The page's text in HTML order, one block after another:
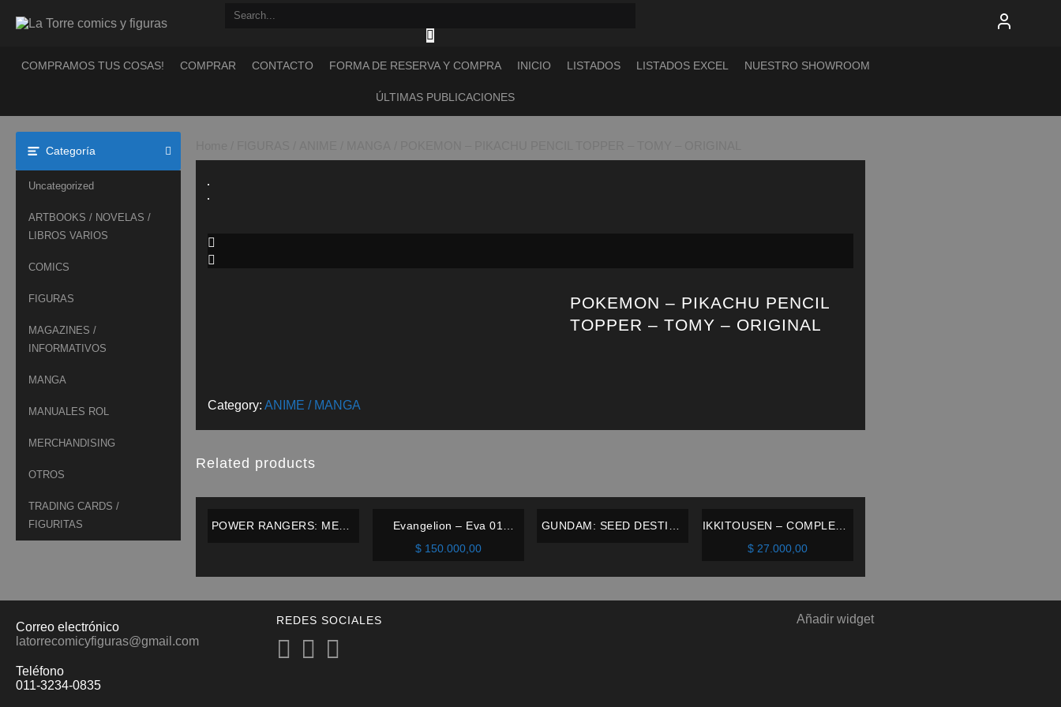
COMPRAMOS TUS COSAS! COMPRAR CONTACTO FORMA DE RESERVA Y COMPRA INICIO LISTADOS LISTADOS EXCEL NUESTRO SHOWROOM
ÚLTIMAS PUBLICACIONES
Categoría
Uncategorized
ARTBOOKS / NOVELAS /
LIBROS VARIOS
COMICS
FIGURAS
MAGAZINES /
INFORMATIVOS
MANGA
MANUALES ROL
MERCHANDISING
OTROS
TRADING CARDS /
FIGURITAS
POKEMON – PIKACHU PENCIL
TOPPER – TOMY – ORIGINAL
Category:ANIME / MANGA
Related products
POWER RANGERS: MEGA
RANGER – BANDAI
Evangelion – Eva 01
(Awakened ver.) – Sega –
$150.000,00
GUNDAM: SEED DESTINY
IMPECABLE
IKKITOUSEN – COMPLETO
9 TOMOS – IVREA –
$27.000,00
Correo electrónico
latorrecomicyfiguras@gmail.com
Teléfono
011-3234-0835
REDES SOCIALES Añadir widget